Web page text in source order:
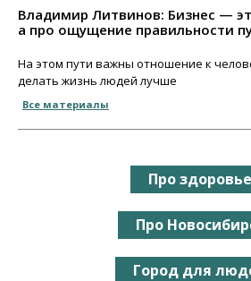
Владимир Литвинов: Бизнес —
а про ощущение правильности
На этом пути важны отношение к
делать жизнь людей лучше
Все материалы
Про здоровье
Про
Город для